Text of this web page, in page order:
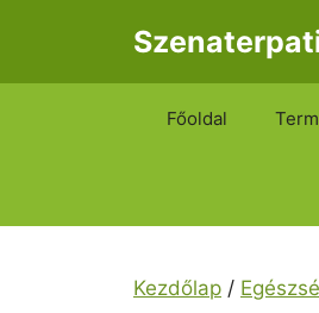
Főoldal
Kezdőlap /